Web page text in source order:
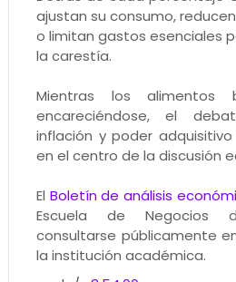
ajustan su consumo,
o limitan gastos esenciales
la carestía.
Mientras los alimentos
encareciéndose, el
inflación y poder
en el centro de la discusión
El Boletín de análisis
Escuela de Negocios
consultarse públicamente
la institución académica.